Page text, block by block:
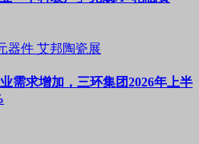
器件 艾邦陶瓷展
需求增加，三环集团2026年上半